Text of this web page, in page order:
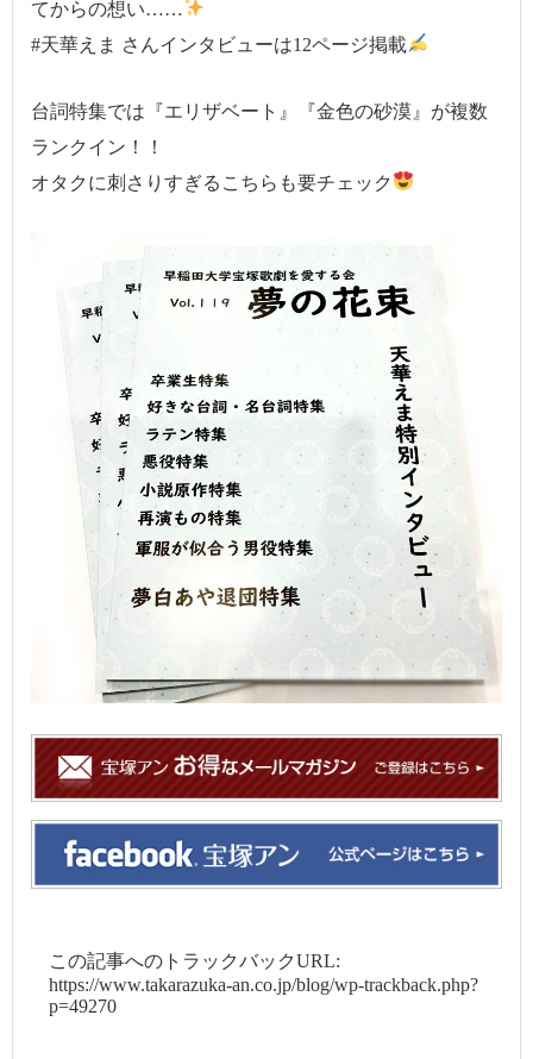
てからの想い……
#天華えま さんインタビューは12ページ掲載
台詞特集では『エリザベート』『金色の砂漠』が複数
ランクイン！！
オタクに刺さりすぎるこちらも要チェック
この記事へのトラックバックURL:
https://www.takarazuka-an.co.jp/blog/wp-trackback.php?
p=49270